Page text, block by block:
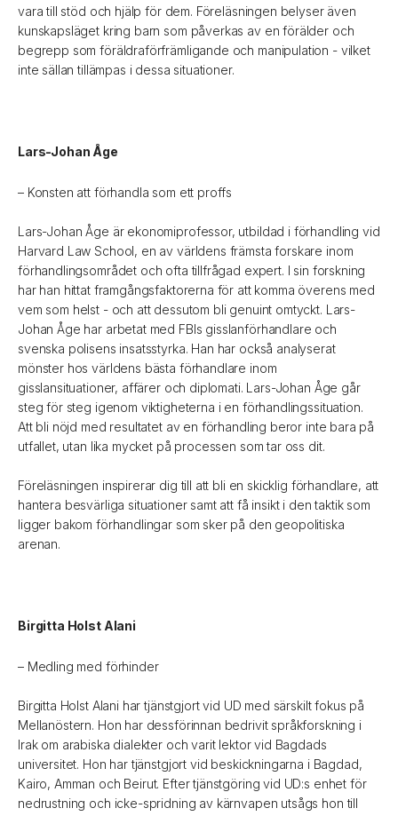
vara till stöd och hjälp för dem. Föreläsningen belyser även
kunskapsläget kring barn som påverkas av en förälder och
begrepp som föräldraförfrämligande och manipulation - vilket
inte sällan tillämpas i dessa situationer.
Lars-Johan Åge
– Konsten att förhandla som ett proffs
Lars-Johan Åge är ekonomiprofessor, utbildad i förhandling vid
Harvard Law School, en av världens främsta forskare inom
förhandlingsområdet och ofta tillfrågad expert. I sin forskning
har han hittat framgångsfaktorerna för att komma överens med
vem som helst - och att dessutom bli genuint omtyckt. Lars-
Johan Åge har arbetat med FBIs gisslanförhandlare och
svenska polisens insatsstyrka. Han har också analyserat
mönster hos världens bästa förhandlare inom
gisslansituationer, affärer och diplomati. Lars-Johan Åge går
steg för steg igenom viktigheterna i en förhandlingssituation.
Att bli nöjd med resultatet av en förhandling beror inte bara på
utfallet, utan lika mycket på processen som tar oss dit.
Föreläsningen inspirerar dig till att bli en skicklig förhandlare, att
hantera besvärliga situationer samt att få insikt i den taktik som
ligger bakom förhandlingar som sker på den geopolitiska
arenan.
Birgitta Holst Alani
– Medling med förhinder
Birgitta Holst Alani har tjänstgjort vid UD med särskilt fokus på
Mellanöstern. Hon har dessförinnan bedrivit språkforskning i
Irak om arabiska dialekter och varit lektor vid Bagdads
universitet. Hon har tjänstgjort vid beskickningarna i Bagdad,
Kairo, Amman och Beirut. Efter tjänstgöring vid UD:s enhet för
nedrustning och icke-spridning av kärnvapen utsågs hon till